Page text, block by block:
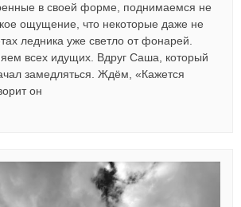
в своей форме, поднимаемся не
ощущение, что некоторые даже не
ледника уже светло от фонарей.
всех идущих. Вдруг Саша, который
замедляться. Ждём, «Кажется
он